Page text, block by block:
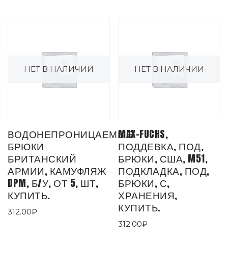
НЕТ В НАЛИЧИИ
ВОДОНЕПРОНИЦАЕМЫЕ
БРЮКИ
БРИТАНСКИЙ
АРМИИ, КАМУФЛЯЖ
DPM, Б/У, ОТ 5, ШТ,
КУПИТЬ.
312.00₽
НЕТ В НАЛИЧИИ
MAX-FUCHS,
ПОДДЕВКА, ПОД,
БРЮКИ, США, M51,
ПОДКЛАДКА, ПОД,
БРЮКИ, С,
ХРАНЕНИЯ,
КУПИТЬ.
312.00₽